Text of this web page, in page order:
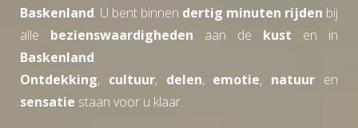
Baskenland. U bent binnen dertig minuten rijden bij
alle bezienswaardigheden aan de kust en in
Baskenland.
Ontdekking, cultuur, delen, emotie, natuur en
sensatie staan voor u klaar.